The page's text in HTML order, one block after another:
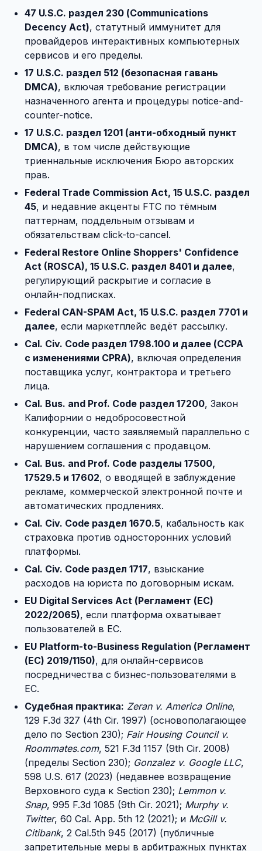
47 U.S.C. раздел 230 (Communications
Decency Act), статутный иммунитет для
провайдеров интерактивных компьютерных
сервисов и его пределы.
17 U.S.C. раздел 512 (безопасная гавань
DMCA), включая требование регистрации
назначенного агента и процедуры notice-and-
counter-notice.
17 U.S.C. раздел 1201 (анти-обходный пункт
DMCA), в том числе действующие
триеннальные исключения Бюро авторских
прав.
Federal Trade Commission Act, 15 U.S.C. раздел
45, и недавние акценты FTC по тёмным
паттернам, поддельным отзывам и
обязательствам click-to-cancel.
Federal Restore Online Shoppers' Confidence
Act (ROSCA), 15 U.S.C. раздел 8401 и далее,
регулирующий раскрытие и согласие в
онлайн-подписках.
Federal CAN-SPAM Act, 15 U.S.C. раздел 7701 и
далее, если маркетплейс ведёт рассылку.
Cal. Civ. Code раздел 1798.100 и далее (CCPA
с изменениями CPRA), включая определения
поставщика услуг, контрактора и третьего
лица.
Cal. Bus. and Prof. Code раздел 17200, Закон
Калифорнии о недобросовестной
конкуренции, часто заявляемый параллельно с
нарушением соглашения с продавцом.
Cal. Bus. and Prof. Code разделы 17500,
17529.5 и 17602, о вводящей в заблуждение
рекламе, коммерческой электронной почте и
автоматических продлениях.
Cal. Civ. Code раздел 1670.5, кабальность как
страховка против односторонних условий
платформы.
Cal. Civ. Code раздел 1717, взыскание
расходов на юриста по договорным искам.
EU Digital Services Act (Регламент (ЕС)
2022/2065), если платформа охватывает
пользователей в ЕС.
EU Platform-to-Business Regulation (Регламент
(ЕС) 2019/1150), для онлайн-сервисов
посредничества с бизнес-пользователями в
ЕС.
Судебная практика: Zeran v. America Online,
129 F.3d 327 (4th Cir. 1997) (основополагающее
дело по Section 230); Fair Housing Council v.
Roommates.com, 521 F.3d 1157 (9th Cir. 2008)
(пределы Section 230); Gonzalez v. Google LLC,
598 U.S. 617 (2023) (недавнее возвращение
Верховного суда к Section 230); Lemmon v.
Snap, 995 F.3d 1085 (9th Cir. 2021); Murphy v.
Twitter, 60 Cal. App. 5th 12 (2021); и McGill v.
Citibank, 2 Cal.5th 945 (2017) (публичные
запретительные меры в арбитражных пунктах